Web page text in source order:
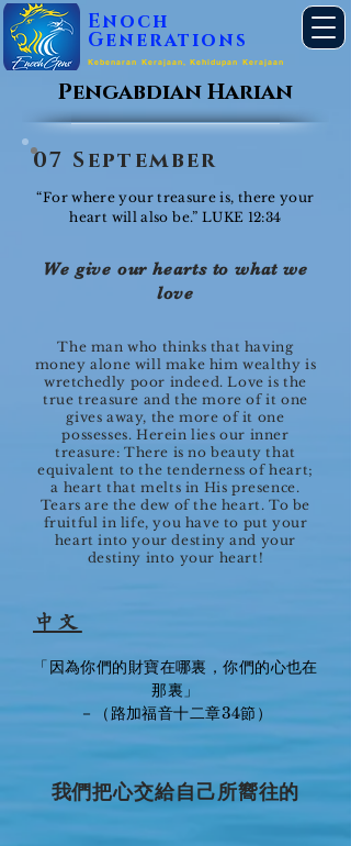
Enoch
Generations
Kebenaran Kerajaan, Kehidupan Kerajaan
Pengabdian Harian
07 September
“For where your treasure is, there your
heart will also be.” LUKE 12:34
We give our hearts to what we
love
The man who thinks that having
money alone will make him wealthy is
wretchedly poor indeed. Love is the
true treasure and the more of it one
gives away, the more of it one
possesses. Herein lies our inner
treasure: There is no beauty that
equivalent to the tenderness of heart;
a heart that melts in His presence.
Tears are the dew of the heart. To be
fruitful in life, you have to put your
heart into your destiny and your
destiny into your heart!
中文
「因為你們的財寶在哪裏，你們的心也在
那裏」
－（路加福音十二章34節）
我們把心交給自己所嚮往的